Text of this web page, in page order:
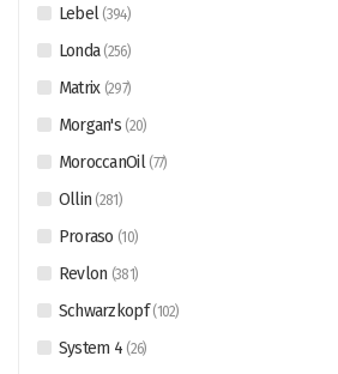
Lebel (394)
Londa (256)
Matrix (297)
Morgan's (20)
MoroccanOil (77)
Ollin (281 )
Proraso (10)
Revlon (381)
Schwarzkopf(102)
System 4 (26)